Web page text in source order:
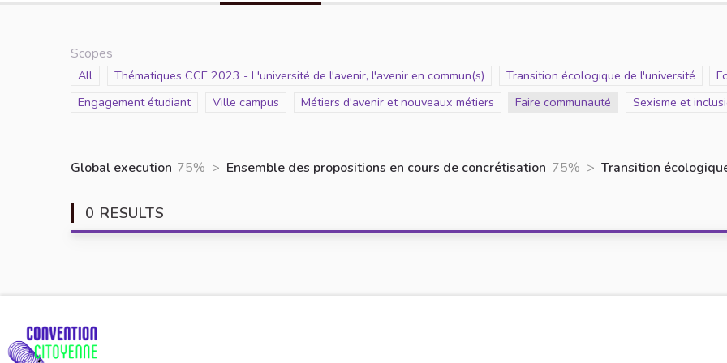
Scopes
Scope
All Scope
Thématiques CCE 2023 - L'université de l'avenir, l'avenir en commun(s) Scope
Transition écologique de l'université
Scope
Engagement étudiant Scope
Ville campus Scope
Métiers d'avenir et nouveaux métiers Scope
Faire communauté Scope
Sexisme et
Global execution 75% > Ensemble des propositions en cours de concrétisation 75% > Transition
0 RESULTS